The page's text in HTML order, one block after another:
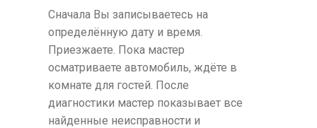
Сначала Вы записываетесь на
определённую дату и время.
Приезжаете. Пока мастер
осматриваете автомобиль, ждёте в
комнате для гостей. После
диагностики мастер показывает все
найденные неисправности и